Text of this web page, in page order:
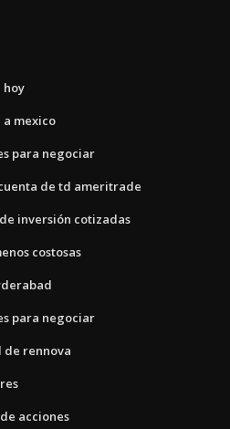
hoy
a mexico
para negociar
de td ameritrade
inversión cotizadas
costosas
para negociar
de rennova
acciones